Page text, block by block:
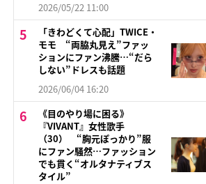
2026/05/22 11:00
「きわどくて心配」TWICE・
モモ “両脇丸見え”ファッ
ションにファン沸騰…“だら
しない”ドレスも話題
2026/06/04 16:20
《目のやり場に困る》
『VIVANT』女性歌手
（30） “胸元ぽっかり”服
にファン騒然…ファッション
でも貫く“オルタナティブス
タイル”